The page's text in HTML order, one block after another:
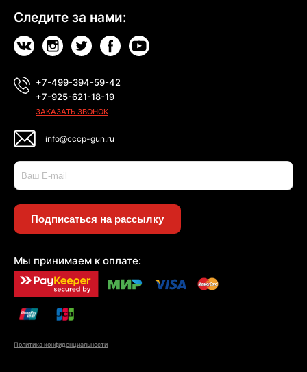
Следите за нами:
+7-499-394-59-42
+7-925-621-18-19
ЗАКАЗАТЬ ЗВОНОК
info@cccp-gun.ru
Подписаться на рассылку
Мы принимаем к оплате:
Политика конфиденциальности